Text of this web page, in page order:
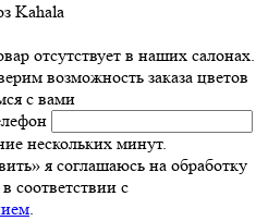
Kahala
отсутствует в наших салонах.
возможность заказа цветов
с вами
нескольких минут.
я соглашаюсь на обработку
соответствии с
.